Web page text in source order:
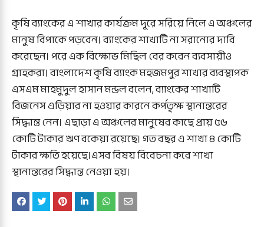
কৃষি ব্যাংকের এ শাখার কার্যক্রম দূরে সরিয়ে নিলে এ অঞ্চলের
মানুষ বিপাকে পড়বেন। ব্যাংকের শাখাটি না সরানোর দাবি
করেছেন। পরে এক বিক্ষোভ মিছিল বের করেন ব্যবসায়ীও
গ্রাহকরা। বাংলাদেশ কৃষি ব্যাংক মহজমপুর শাখার ব্যবস্থাপক
এসএম মাহমুদুল হাসান মন্ডল বলেন, ব্যাংকের শাখাটি
বিজনেস এড়িয়ার না হওয়ার কারনে কর্পতৃক্ষ স্থানান্তরের
সিদ্ধান্ত নেন। এছাড়া এ অঞ্চলের মানুষের কাছে প্রায় ৫৬
কোটি টাকার ঋণ বকেয়া রয়েছে। গত বছর এ শাখা ৪ কোটি
টাকার ক্ষতি হয়েছে।এসব বিষয় বিবেচনা করে শাখা
স্থানান্তরের সিদ্ধান্ত নেওয়া হয়।